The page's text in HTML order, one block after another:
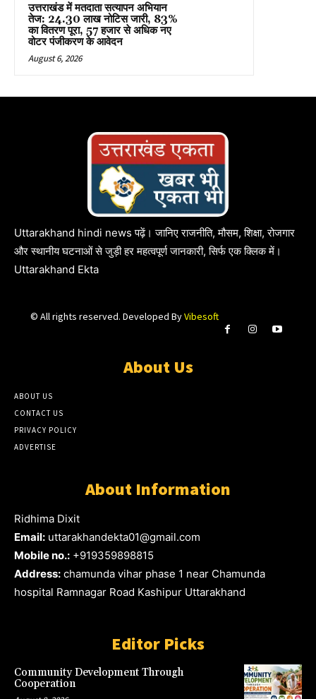
उत्तराखंड में मतदाता सत्यापन अभियान
तेज: 24.30 लाख नोटिस जारी, 83%
का वितरण पूरा, 57 हजार से अधिक नए
वोटर पंजीकरण के आवेदन
August 6, 2026
Uttarakhand hindi news पढ़ें। जानिए राजनीति, मौसम, शिक्षा, रोजगार
और स्थानीय घटनाओं से जुड़ी हर महत्वपूर्ण जानकारी, सिर्फ एक क्लिक में।
Uttarakhand Ekta
© All rights reserved. Developed ByVibesoft
About Us
ABOUT US
CONTACT US
PRIVACY POLICY
ADVERTISE
About Information
Ridhima Dixit
Email: uttarakhandekta01@gmail.com
Mobile no.: +919359898815
Address: chamunda vihar phase 1 near Chamunda
hospital Ramnagar Road Kashipur Uttarakhand
Editor Picks
Community Development Through
Cooperation